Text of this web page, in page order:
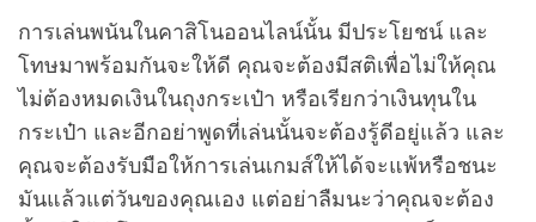
การเล่นพนันในคาสิโนออนไลน์นั้น มีประโยชน์ และ
โทษมาพร้อมกันจะให้ดี คุณจะต้องมีสติเพื่อไม่ให้คุณ
ไม่ต้องหมดเงินในถุงกระเป๋า หรือเรียกว่าเงินทุนใน
กระเป๋า และอีกอย่าพูดที่เล่นนั้นจะต้องรู้ดีอยู่แล้ว และ
คุณจะต้องรับมือให้การเล่นเกมส์ให้ได้จะแพ้หรือชนะ
มันแล้วแต่วันของคุณเอง แต่อย่าลืมนะว่าคุณจะต้อง